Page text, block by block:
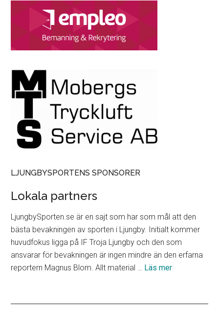
LJUNGBYSPORTENS SPONSORER
Lokala partners
LjungbySporten.se är en sajt som har som mål att den
bästa bevakningen av sporten i Ljungby. Initialt kommer
huvudfokus ligga på IF Troja Ljungby och den som
ansvarar för bevakningen är ingen mindre än den erfarna
reportern Magnus Blom. Allt material … Läs merom